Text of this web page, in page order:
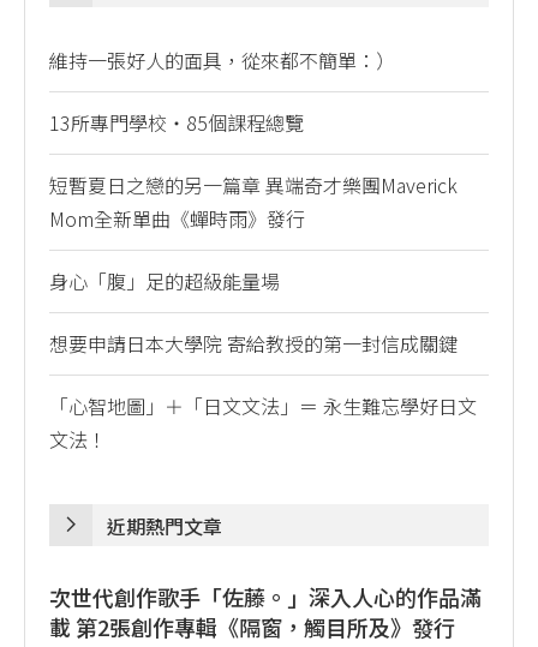
維持一張好人的面具，從來都不簡單：）
13所專門學校・85個課程總覽
短暫夏日之戀的另一篇章 異端奇才樂團Maverick
Mom全新單曲《蟬時雨》發行
身心「腹」足的超級能量場
想要申請日本大學院 寄給教授的第一封信成關鍵
「心智地圖」＋「日文文法」＝ 永生難忘學好日文
文法！
近期熱門文章
次世代創作歌手「佐藤。」深入人心的作品滿
載 第2張創作專輯《隔窗，觸目所及》發行